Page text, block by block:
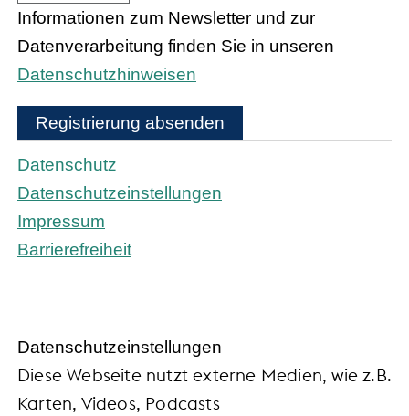
Informationen zum Newsletter und zur
Datenverarbeitung finden Sie in unseren
Datenschutzhinweisen
Registrierung absenden
Datenschutz
Datenschutzeinstellungen
Impressum
Barrierefreiheit
Daten­schutz­ein­stel­lun­gen
Diese Webseite nutzt externe Medien, wie z.B.
Karten, Videos, Podcasts